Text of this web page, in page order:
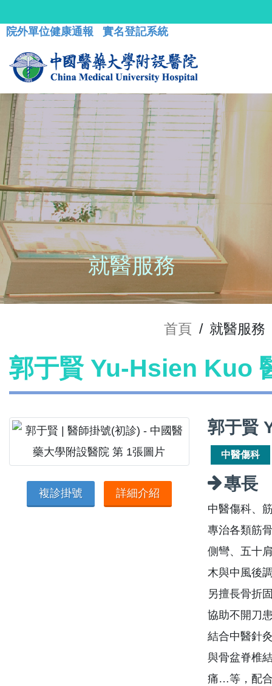
院外單位健康通報 實名登記系統
就醫服務
首頁 / 就醫服務
郭于賢 Yu-Hsien Kuo
複診掛號 詳細介紹
郭于賢
中醫傷科
專長
中醫傷科、
專治各類筋
側彎、五十
木與中風後
另擅長骨折
協助不開刀
結合中醫針
與骨盆脊椎
痛…等，配